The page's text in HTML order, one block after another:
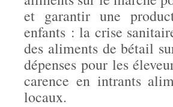
et garantir une
enfants : la crise
des aliments de bétail
dépenses pour les
carence en intrants
locaux.